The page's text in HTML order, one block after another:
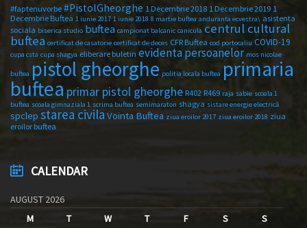
#faptenuvorbe #PistolGheorghe 1 Decembrie 2018 1 Decembrie 2019 1
Decembrie Buftea 1 iunie 2017 1 iunie 2018 8 martie buftea anduranta ecvestra\ asistenta
sociala biserica studio buftea campionat balcanic canicula centrul cultural
buftea certificat de casatorie certificat de deces CFR Buftea cod portocaliu COVID-19
cupa csta cupa shagya eliberare buletin evidenta persoanelor mos nicolae
buftea pistol gheorghe politia locala buftea primaria
buftea primar pistol gheorghe R402 R469 raja sabie scoala 1
buftea scoala gimnaziala 1 scrima buftea semimaraton shagya sistare energie electrică
spclep starea civila Vointa Buftea ziua eroilor 2017 ziua eroilor 2018 ziua
eroilor buftea
CALENDAR
AUGUST 2026
M
T W T F S S